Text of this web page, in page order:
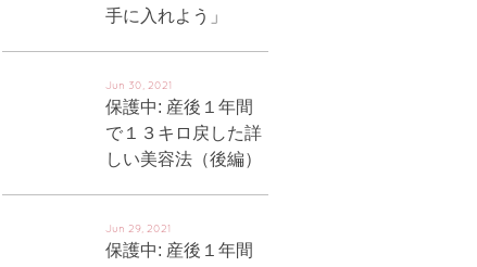
手に入れよう」
Jun 30, 2021
保護中: 産後１年間
で１３キロ戻した詳
しい美容法（後編）
Jun 29, 2021
保護中: 産後１年間